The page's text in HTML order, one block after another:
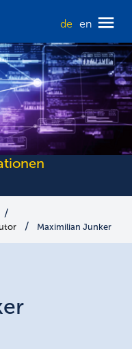
de en
Maximilian Junker